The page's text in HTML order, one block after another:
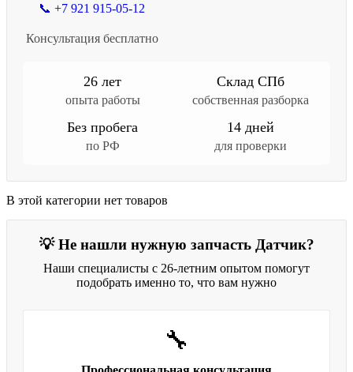
📞 +7 921 915-05-12
Консультация бесплатно
26 лет
опыта работы
Склад СПб
собственная разборка
Без пробега
по РФ
14 дней
для проверки
В этой категории нет товаров
💡 Не нашли нужную запчасть Датчик?
Наши специалисты с 26-летним опытом помогут
подобрать именно то, что вам нужно
🔧